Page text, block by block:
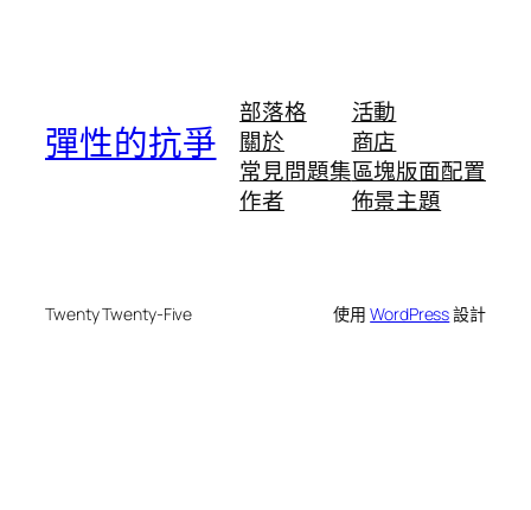
彈性的抗爭
部落格
關於
常見問題集
作者
活動
商店
區塊版面配置
佈景主題
Twenty Twenty-Five 使用WordPress設計